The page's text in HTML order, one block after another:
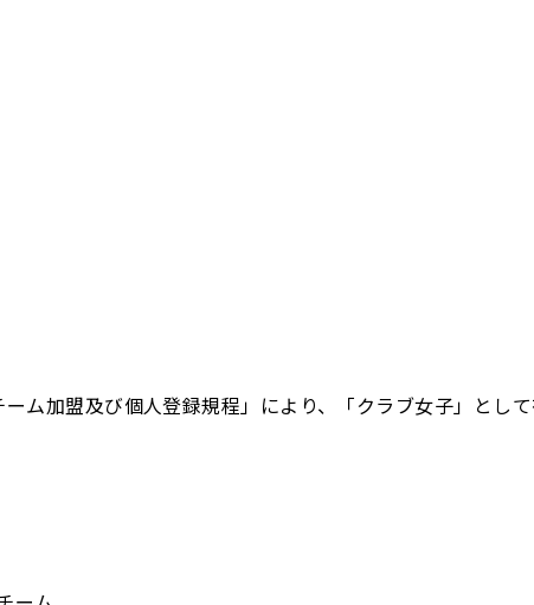
ム加盟及び個人登録規程」により、「クラブ女子」とし